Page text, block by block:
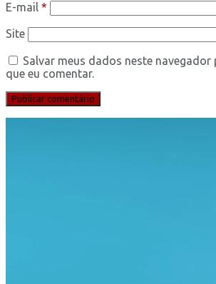
E-mail *
Site
Salvar meus dados neste navegador
que eu comentar.